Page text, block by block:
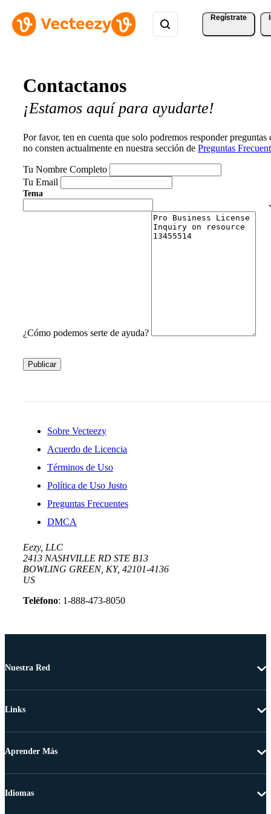
Regístrate
Contactanos
¡Estamos aquí para ayudarte!
Por favor, ten en cuenta que solo podremos responder preguntas
no consten actualmente en nuestra sección de Preguntas
Tu Nombre Completo
Tu Email
Tema
¿Cómo podemos serte de ayuda?
Publicar
Sobre Vecteezy
Acuerdo de Licencia
Términos de Uso
Política de Uso Justo
Preguntas Frecuentes
DMCA
Eezy, LLC
2413 NASHVILLE RD STE B13
BOWLING GREEN, KY, 42101-4136
US
Teléfono: 1-888-473-8050
Nuestra Red
Links
Aprender Más
Idiomas